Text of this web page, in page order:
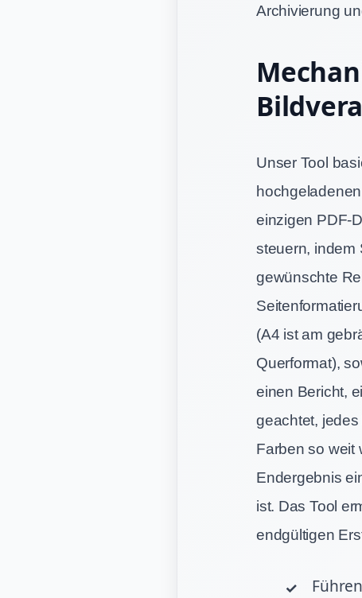
Archivierung
Unser Tool
einzigen PDF-
steuern, indem
gewünschte
(A4 ist am
Querformat),
einen Bericht,
geachtet,
Farben so weit
Endergebnis
ist. Das Tool
endgültigen